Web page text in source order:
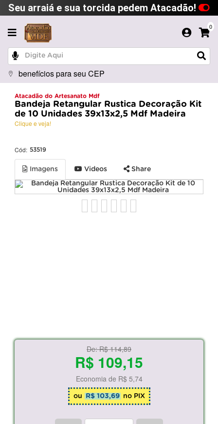
Seu arraiá e sua torcida pedem Atacadão!
0
benefícios para seu CEP
Atacadão do Artesanato Mdf
Bandeja Retangular Rustica Decoração Kit
de 10 Unidades 39x13x2,5 Mdf Madeira
Clique e veja!
Cód: 53519
Imagens Videos Share
De:R$ 114,89
R$ 109,15
Economia de R$ 5,74
ou R$ 103,69 no PIX